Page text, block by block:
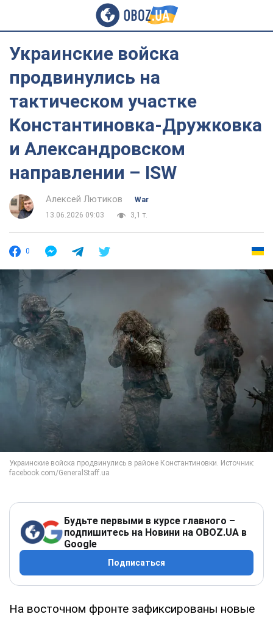
Украинские войска
продвинулись на
тактическом участке
Константиновка-Дружковка
и Александровском
направлении – ISW
Алексей Лютиков
War
13.06.2026 09:03
3,1 т.
0
Будьте первыми в курсе главного –
подпишитесь на Новини на OBOZ.UA в
Google
Подписаться
На восточном фронте зафиксированы новые